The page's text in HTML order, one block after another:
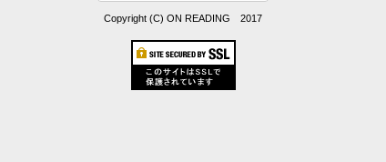
Copyright (C) ON READING 2017